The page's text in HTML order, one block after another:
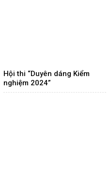
Hội thi “Duyên dáng Kiểm
nghiệm 2024”